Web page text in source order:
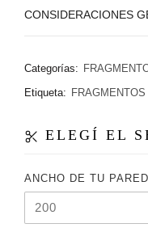
CONSIDERACIONES
Categorías:
Etiqueta: FRAGMENTOS
ELEGÍ EL
ANCHO DE TU